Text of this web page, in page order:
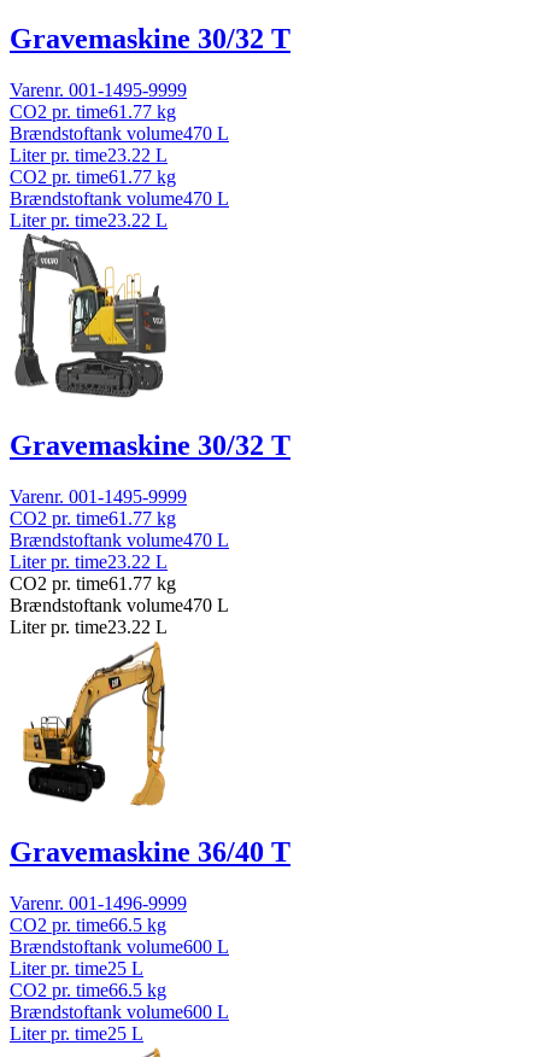
Gravemaskine 30/32 T
Varenr. 001-1495-9999
CO2 pr. time61.77 kg
Brændstoftank volume470 L
Liter pr. time23.22 L
CO2 pr. time61.77 kg
Brændstoftank volume470 L
Liter pr. time23.22 L
Gravemaskine 30/32 T
Varenr. 001-1495-9999
CO2 pr. time61.77 kg
Brændstoftank volume470 L
Liter pr. time23.22 L
CO2 pr. time61.77 kg
Brændstoftank volume470 L
Liter pr. time23.22 L
Gravemaskine 36/40 T
Varenr. 001-1496-9999
CO2 pr. time66.5 kg
Brændstoftank volume600 L
Liter pr. time25 L
CO2 pr. time66.5 kg
Brændstoftank volume600 L
Liter pr. time25 L